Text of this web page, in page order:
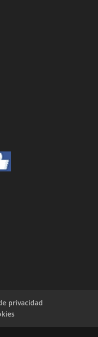
privacidad